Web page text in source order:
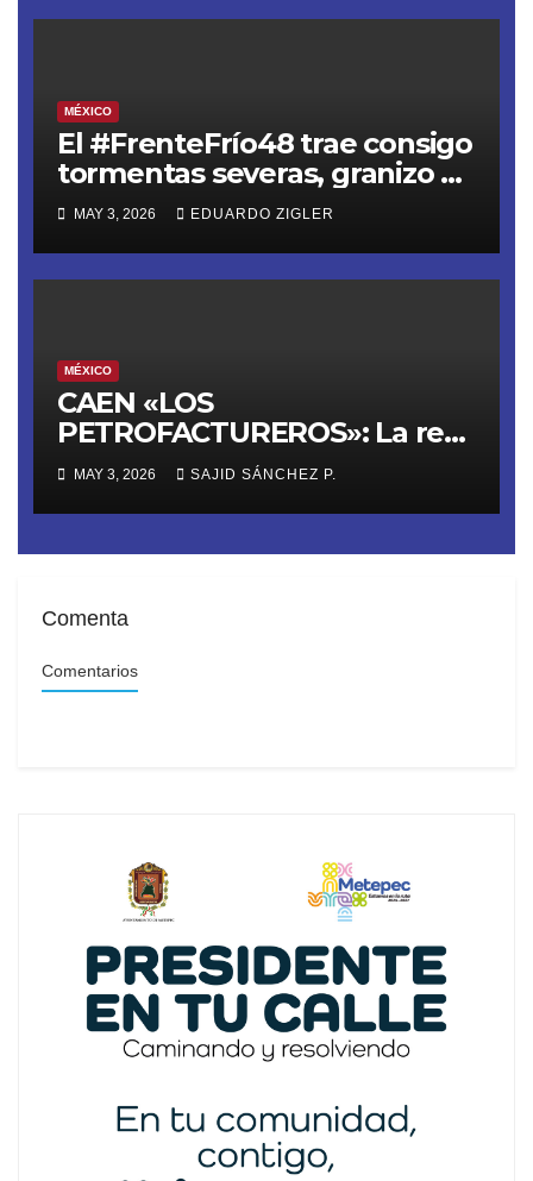
MÉXICO
El #FrenteFrío48 trae consigo
tormentas severas, granizo y
riesgo de inundaciones
MAY 3, 2026 EDUARDO ZIGLER
MÉXICO
CAEN «LOS
PETROFACTUREROS»: La red
criminal que lavaba dinero
del huachicol con 40
empresas fachada
MAY 3, 2026 SAJID SÁNCHEZ P.
Comenta
Comentarios